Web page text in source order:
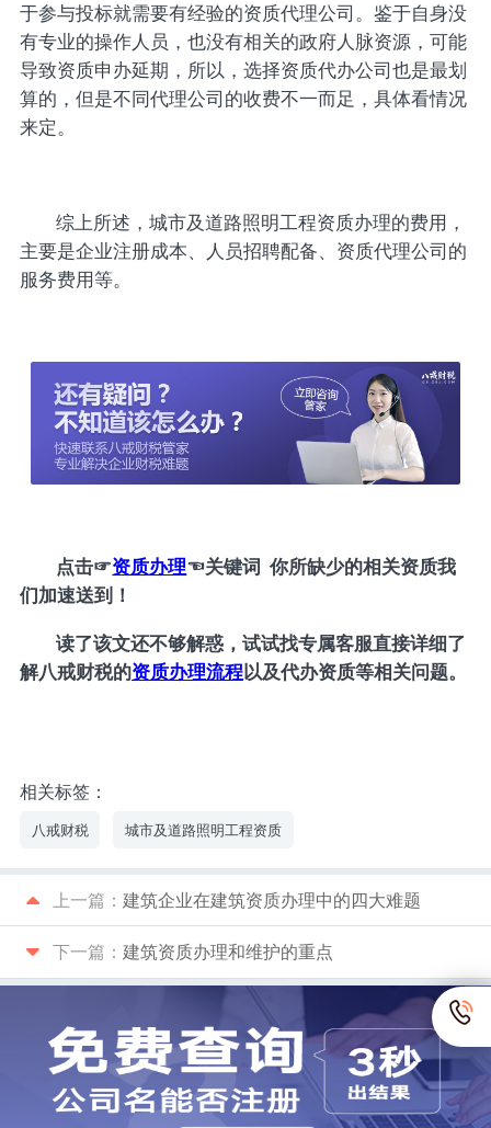
于参与投标就需要有经验的资质代理公司。鉴于自身没
有专业的操作人员，也没有相关的政府人脉资源，可能
导致资质申办延期，所以，选择资质代办公司也是最划
算的，但是不同代理公司的收费不一而足，具体看情况
来定。
综上所述，城市及道路照明工程资质办理的费用，
主要是企业注册成本、人员招聘配备、资质代理公司的
服务费用等。
点击☞资质办理☜关键词 你所缺少的相关资质我
们加速送到！
读了该文还不够解惑，试试找专属客服直接详细了
解八戒财税的资质办理流程以及代办资质等相关问题。
相关标签：
八戒财税 城市及道路照明工程资质
上一篇： 建筑企业在建筑资质办理中的四大难题
下一篇： 建筑资质办理和维护的重点